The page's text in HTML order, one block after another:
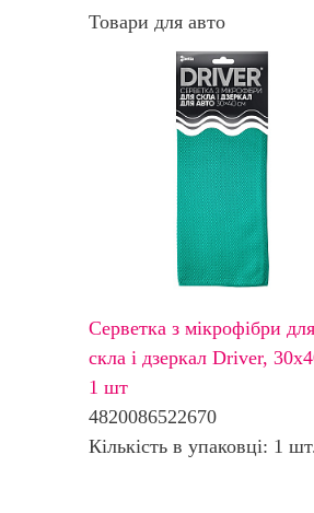
Товари для авто
Серветка з мікрофібри для
скла і дзеркал Driver,
1 шт
4820086522670
Кількість в упаковці: 1